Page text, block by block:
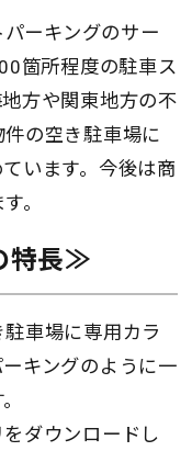
ーキングのサー
箇所程度の駐車ス
方や関東地方の不
の空き駐車場に
います。今後は商
。
特長≫
車場に専用カラ
キングのように一
ダウンロードし